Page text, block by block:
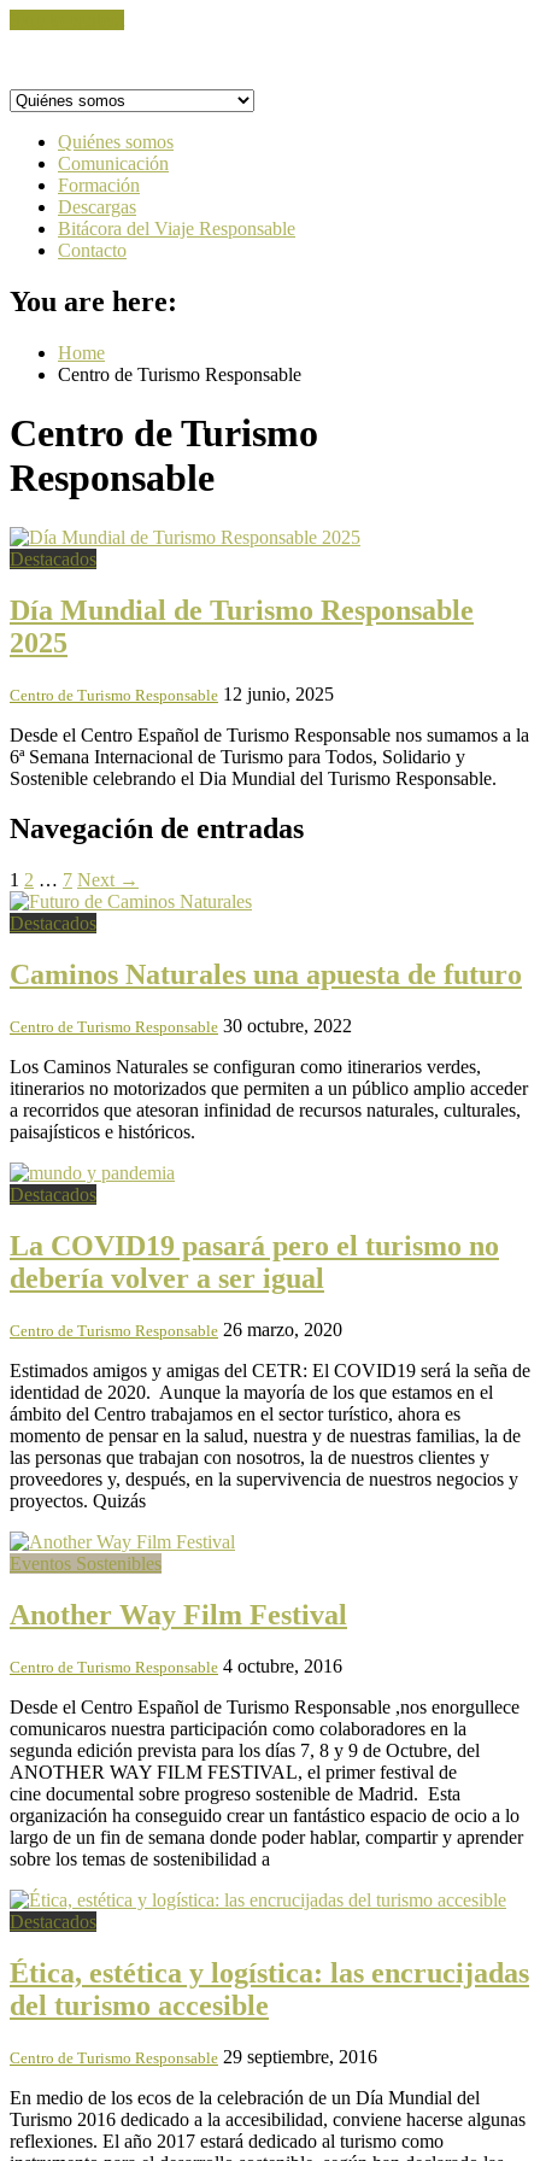
Quiénes somos
Comunicación
Formación
Descargas
Bitácora del Viaje Responsable
Contacto
You are here:
Home
Centro de Turismo Responsable
Centro de Turismo
Responsable
Destacados
Día Mundial de Turismo Responsable
2025
Centro de Turismo Responsable 12 junio, 2025
Desde el Centro Español de Turismo Responsable nos sumamos a la
6ª Semana Internacional de Turismo para Todos, Solidario y
Sostenible celebrando el Dia Mundial del Turismo Responsable.
Navegación de entradas
1 2 … 7 Next →
Destacados
Caminos Naturales una apuesta de futuro
Centro de Turismo Responsable 30 octubre, 2022
Los Caminos Naturales se configuran como itinerarios verdes,
itinerarios no motorizados que permiten a un público amplio acceder
a recorridos que atesoran infinidad de recursos naturales, culturales,
paisajísticos e históricos.
Destacados
La COVID19 pasará pero el turismo no
debería volver a ser igual
Centro de Turismo Responsable 26 marzo, 2020
Estimados amigos y amigas del CETR: El COVID19 será la seña de
identidad de 2020. Aunque la mayoría de los que estamos en el
ámbito del Centro trabajamos en el sector turístico, ahora es
momento de pensar en la salud, nuestra y de nuestras familias, la de
las personas que trabajan con nosotros, la de nuestros clientes y
proveedores y, después, en la supervivencia de nuestros negocios y
proyectos. Quizás
Eventos Sostenibles
Another Way Film Festival
Centro de Turismo Responsable 4 octubre, 2016
Desde el Centro Español de Turismo Responsable ,nos enorgullece
comunicaros nuestra participación como colaboradores en la
segunda edición prevista para los días 7, 8 y 9 de Octubre, del
ANOTHER WAY FILM FESTIVAL, el primer festival de
cine documental sobre progreso sostenible de Madrid. Esta
organización ha conseguido crear un fantástico espacio de ocio a lo
largo de un fin de semana donde poder hablar, compartir y aprender
sobre los temas de sostenibilidad a
Destacados
Ética, estética y logística: las encrucijadas
del turismo accesible
Centro de Turismo Responsable 29 septiembre, 2016
En medio de los ecos de la celebración de un Día Mundial del
Turismo 2016 dedicado a la accesibilidad, conviene hacerse algunas
reflexiones. El año 2017 estará dedicado al turismo como